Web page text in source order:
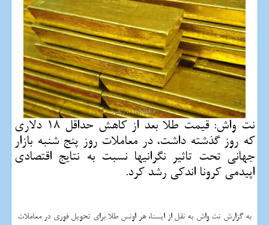
نت واش: قیمت طلا بعد از كاهش حداقل 18 دلاری
كه روز گذشته داشت، در معاملات روز پنج شنبه بازار
جهانی تحت تاثیر نگرانیها نسبت به نتایج اقتصادی
اپیدمی كرونا اندكی رشد كرد.
به گزارش نت واش به نقل از ایسنا، هر اونس طلا برای تحویل فوری در معاملات